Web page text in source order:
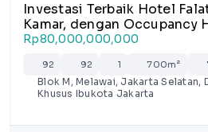
Investasi Terbaik Hotel
Kamar, dengan Occupancy
Rp80,000,000,000
92 92 1 700m²
Blok M, Melawai, Jakarta Selatan,
Khusus Ibukota Jakarta